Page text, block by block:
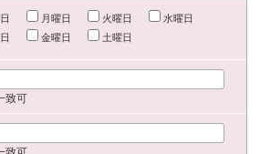
月曜日 火曜日
水曜日
金曜日 土曜日
致可